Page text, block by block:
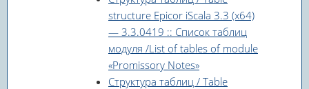
structure Epicor iScala 3.3 (x64)
— 3.3.0419 :: Список таблиц
модуля /List of tables of module
«Promissory Notes»
Структура таблиц / Table